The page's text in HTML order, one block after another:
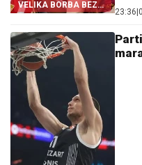
VELIKA BORBA BEZ
NAGRADE
23:36 0